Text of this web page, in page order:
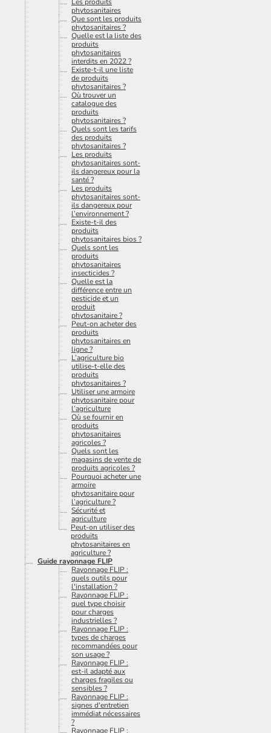
Les produits
phytosanitaires
Que sont les produits
phytosanitaires ?
Quelle est la liste des
produits
phytosanitaires
interdits en 2022 ?
Existe-t-il une liste
de produits
phytosanitaires ?
Où trouver un
catalogue des
produits
phytosanitaires ?
Quels sont les tarifs
des produits
phytosanitaires ?
Les produits
phytosanitaires sont-
ils dangereux pour la
santé ?
Les produits
phytosanitaires sont-
ils dangereux pour
l’environnement ?
Existe-t-il des
produits
phytosanitaires bios ?
Quels sont les
produits
phytosanitaires
insecticides ?
Quelle est la
différence entre un
pesticide et un
produit
phytosanitaire ?
Peut-on acheter des
produits
phytosanitaires en
ligne ?
L’agriculture bio
utilise-t-elle des
produits
phytosanitaires ?
Utiliser une armoire
phytosanitaire pour
l’agriculture
Où se fournir en
produits
phytosanitaires
agricoles ?
Quels sont les
magasins de vente de
produits agricoles ?
Pourquoi acheter une
armoire
phytosanitaire pour
l’agriculture ?
Sécurité et
agriculture
Peut-on utiliser des
produits
phytosanitaires en
agriculture ?
Guide rayonnage FLIP
Rayonnage FLIP :
quels outils pour
l'installation ?
Rayonnage FLIP :
quel type choisir
pour charges
industrielles ?
Rayonnage FLIP :
types de charges
recommandées pour
son usage ?
Rayonnage FLIP :
est-il adapté aux
charges fragiles ou
sensibles ?
Rayonnage FLIP :
signes d'entretien
immédiat nécessaires
?
Rayonnage FLIP :